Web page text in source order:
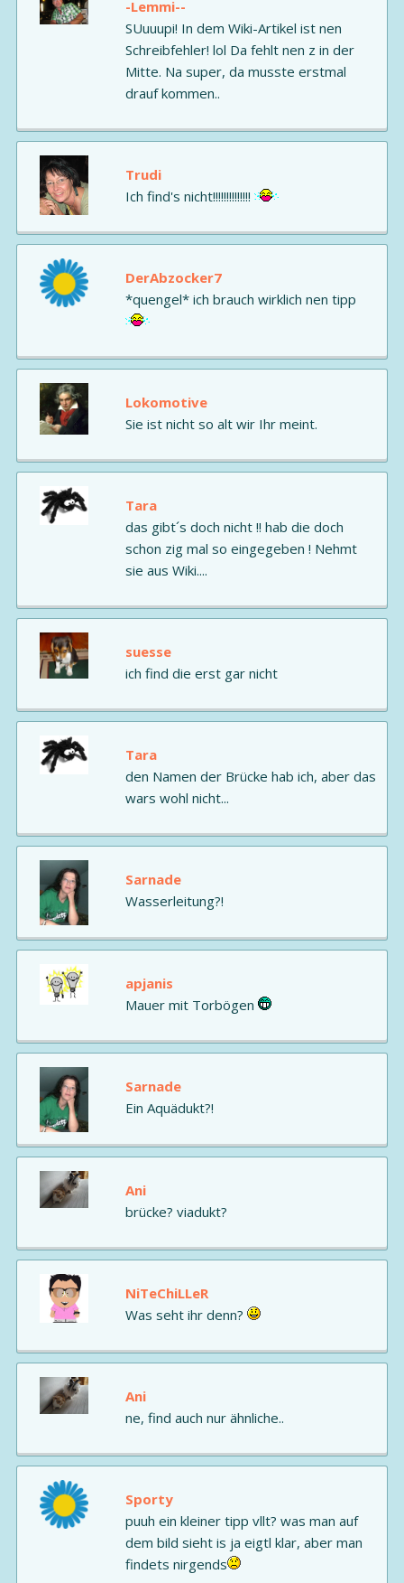
-Lemmi--
SUuuupi! In dem Wiki-Artikel ist nen
Schreibfehler! lol Da fehlt nen z in der
Mitte. Na super, da musste erstmal
drauf kommen..
Trudi
Ich find's nicht!!!!!!!!!!!!!!
DerAbzocker7
*quengel* ich brauch wirklich nen tipp
Lokomotive
Sie ist nicht so alt wir Ihr meint.
Tara
das gibt´s doch nicht !! hab die doch
schon zig mal so eingegeben ! Nehmt
sie aus Wiki....
suesse
ich find die erst gar nicht
Tara
den Namen der Brücke hab ich, aber das
wars wohl nicht...
Sarnade
Wasserleitung?!
apjanis
Mauer mit Torbögen
Sarnade
Ein Aquädukt?!
Ani
brücke? viadukt?
NiTeChiLLeR
Was seht ihr denn?
Ani
ne, find auch nur ähnliche..
Sporty
puuh ein kleiner tipp vllt? was man auf
dem bild sieht is ja eigtl klar, aber man
findets nirgends